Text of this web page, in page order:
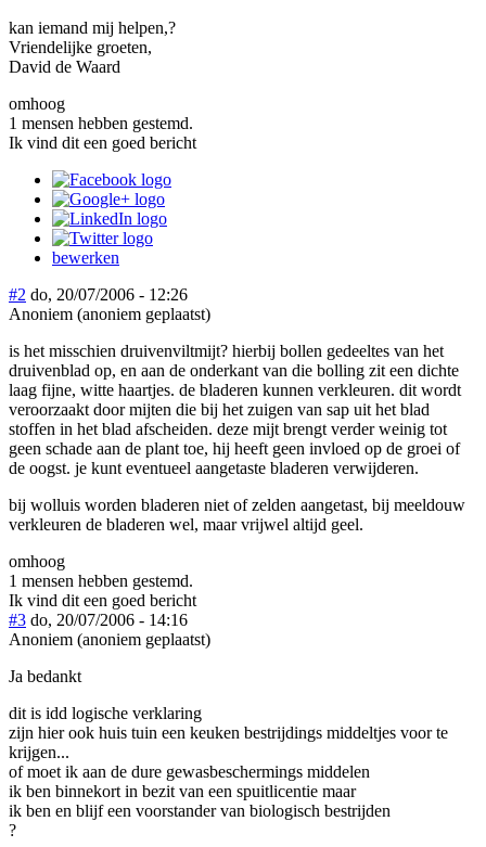
kan iemand mij helpen,?
Vriendelijke groeten,
David de Waard
omhoog
1 mensen hebben gestemd.
Ik vind dit een goed bericht
bewerken
#2 do, 20/07/2006 - 12:26
Anoniem (anoniem geplaatst)
is het misschien druivenviltmijt? hierbij bollen gedeeltes van het
druivenblad op, en aan de onderkant van die bolling zit een dichte
laag fijne, witte haartjes. de bladeren kunnen verkleuren. dit wordt
veroorzaakt door mijten die bij het zuigen van sap uit het blad
stoffen in het blad afscheiden. deze mijt brengt verder weinig tot
geen schade aan de plant toe, hij heeft geen invloed op de groei of
de oogst. je kunt eventueel aangetaste bladeren verwijderen.
bij wolluis worden bladeren niet of zelden aangetast, bij meeldouw
verkleuren de bladeren wel, maar vrijwel altijd geel.
omhoog
1 mensen hebben gestemd.
Ik vind dit een goed bericht
#3 do, 20/07/2006 - 14:16
Anoniem (anoniem geplaatst)
Ja bedankt
dit is idd logische verklaring
zijn hier ook huis tuin een keuken bestrijdings middeltjes voor te
krijgen...
of moet ik aan de dure gewasbeschermings middelen
ik ben binnekort in bezit van een spuitlicentie maar
ik ben en blijf een voorstander van biologisch bestrijden
?